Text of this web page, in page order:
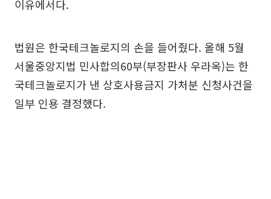
이유에서다.
법원은 한국테크놀로지의 손을 들어줬다. 올해 5월
서울중앙지법 민사합의60부(부장판사 우라옥)는 한
국테크놀로지가 낸 상호사용금지 가처분 신청사건을
일부 인용 결정했다.